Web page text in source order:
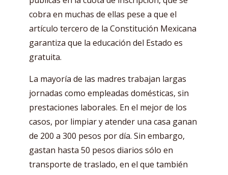
cobra en muchas de ellas pese a que el
artículo tercero de la Constitución Mexicana
garantiza que la educación del Estado es
gratuita.
La mayoría de las madres trabajan largas
jornadas como empleadas domésticas, sin
prestaciones laborales. En el mejor de los
casos, por limpiar y atender una casa ganan
de 200 a 300 pesos por día. Sin embargo,
gastan hasta 50 pesos diarios sólo en
transporte de traslado, en el que también